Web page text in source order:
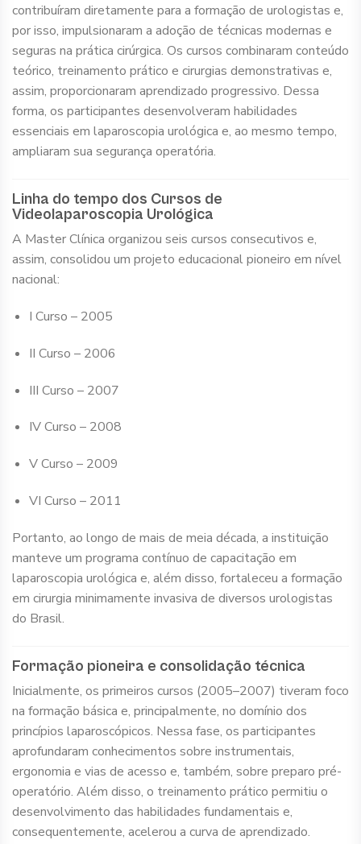
contribuíram diretamente para a formação de urologistas e,
por isso, impulsionaram a adoção de técnicas modernas e
seguras na prática cirúrgica. Os cursos combinaram conteúdo
teórico, treinamento prático e cirurgias demonstrativas e,
assim, proporcionaram aprendizado progressivo. Dessa
forma, os participantes desenvolveram habilidades
essenciais em laparoscopia urológica e, ao mesmo tempo,
ampliaram sua segurança operatória.
Linha do tempo dos Cursos de
Videolaparoscopia Urológica
A Master Clínica organizou seis cursos consecutivos e,
assim, consolidou um projeto educacional pioneiro em nível
nacional:
I Curso – 2005
II Curso – 2006
III Curso – 2007
IV Curso – 2008
V Curso – 2009
VI Curso – 2011
Portanto, ao longo de mais de meia década, a instituição
manteve um programa contínuo de capacitação em
laparoscopia urológica e, além disso, fortaleceu a formação
em cirurgia minimamente invasiva de diversos urologistas
do Brasil.
Formação pioneira e consolidação técnica
Inicialmente, os primeiros cursos (2005–2007) tiveram foco
na formação básica e, principalmente, no domínio dos
princípios laparoscópicos. Nessa fase, os participantes
aprofundaram conhecimentos sobre instrumentais,
ergonomia e vias de acesso e, também, sobre preparo pré-
operatório. Além disso, o treinamento prático permitiu o
desenvolvimento das habilidades fundamentais e,
consequentemente, acelerou a curva de aprendizado.